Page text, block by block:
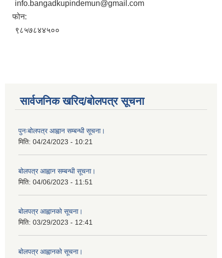
info.bangadkupindemun@gmail.com
फोन:
९८५७८४४५००
सार्वजनिक खरिद/बोलपत्र सूचना
पुनःबोलपत्र आह्वान सम्बन्धी सूचना।
मिति: 04/24/2023 - 10:21
बोलपत्र आह्वान सम्बन्धी सूचना।
मिति: 04/06/2023 - 11:51
बोलपत्र आह्वानको सूचना।
मिति: 03/29/2023 - 12:41
बोलपत्र आह्वानको सूचना।